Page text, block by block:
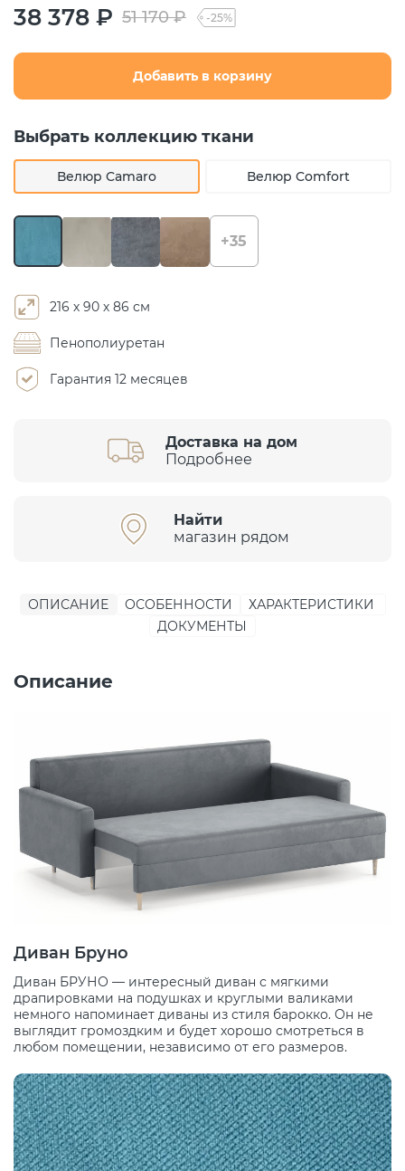
38 378 ₽ 51 170 ₽ -25%
Добавить в корзину
Выбрать коллекцию ткани
Велюр Camaro Велюр Comfort
+35
216 х 90 х 86 см
Пенополиуретан
Гарантия 12 месяцев
Доставка на дом
Подробнее
Найти
магазин рядом
ОПИСАНИЕ ОСОБЕННОСТИ
ХАРАКТЕРИСТИКИ
ДОКУМЕНТЫ
Описание
Диван Бруно
Диван БРУНО — интересный диван с мягкими
драпировками на подушках и круглыми валиками
немного напоминает диваны из стиля барокко. Он не
выглядит громоздким и будет хорошо смотреться в
любом помещении, независимо от его размеров.